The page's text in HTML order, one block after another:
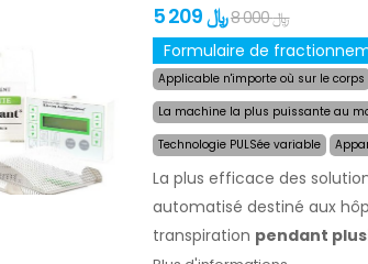
5 209 ﷼ 8 000 ﷼
Applicable n'importe où sur le corps
La machine la plus puissante au
Technologie PULSée variable
La plus efficace des
automatisé destiné aux
transpiration pendant